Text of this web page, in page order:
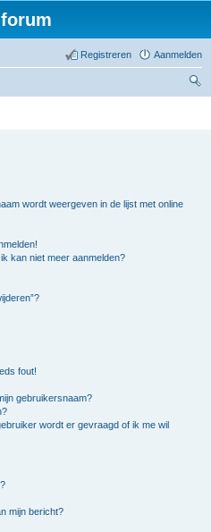
Aanmelden
Registreren
wordt weergeven in de lijst met online
kan niet meer aanmelden?
fout!
gebruikersnaam?
wordt er gevraagd of ik me wil
mijn bericht?